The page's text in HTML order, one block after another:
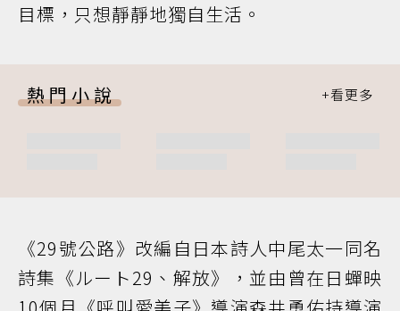
目標，只想靜靜地獨自生活。
熱門小說
《29號公路》改編自日本詩人中尾太一同名
詩集《ルート29、解放》，並由曾在日蟬映